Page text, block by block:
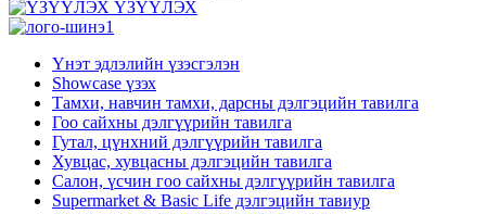
Үнэт эдлэлийн үзэсгэлэн
Showcase үзэх
Тамхи, навчин тамхи, дарсны дэлгэцийн тавилга
Гоо сайхны дэлгүүрийн тавилга
Гутал, цүнхний дэлгүүрийн тавилга
Хувцас, хувцасны дэлгэцийн тавилга
Салон, үсчин гоо сайхны дэлгүүрийн тавилга
Supermarket & Basic Life дэлгэцийн тавиур